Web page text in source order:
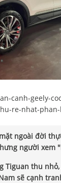
canh-geely-
re-nhat-
ngoài đời
người xem
Tiguan thu
sẽ cạnh